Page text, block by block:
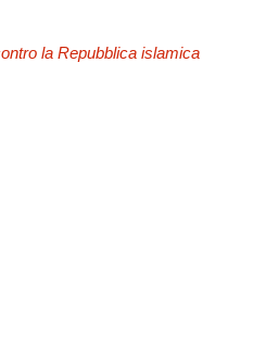
la Repubblica islamica